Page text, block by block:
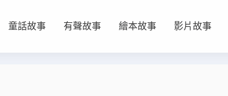
童話故事 有聲故事 繪本故事 影片故事